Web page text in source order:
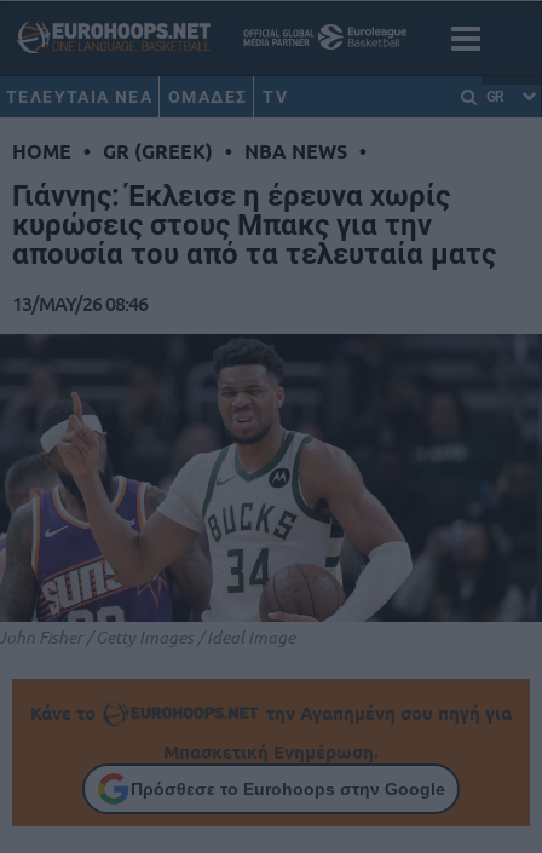
ΤΕΛΕΥΤΑΙΑ ΝΕΑ ΟΜΑΔΕΣ TV GR
HOME • GR (GREEK) • NBA NEWS •
Γιάννης: Έκλεισε η έρευνα χωρίς
κυρώσεις στους Μπακς για την
απουσία του από τα τελευταία ματς
13/MAY/26 08:46
Fisher / Getty Images / Ideal Image
Κάνε το
την Αγαπημένη σου πηγή για
Μπασκετική Ενημέρωση.
Πρόσθεσε το Eurohoops στην Google